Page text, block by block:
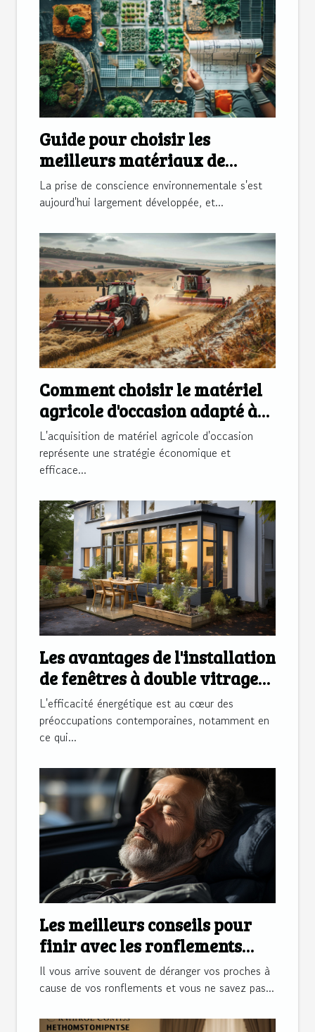
Guide pour choisir les
meilleurs matériaux de
construction écologiques
La prise de conscience environnementale s'est
aujourd'hui largement développée, et...
Comment choisir le matériel
agricole d'occasion adapté à
vos besoins
L'acquisition de matériel agricole d'occasion
représente une stratégie économique et
efficace...
Les avantages de l'installation
de fenêtres à double vitrage
pour l'efficacité énergétique
dans les maisons à Blois
L'efficacité énergétique est au cœur des
préoccupations contemporaines, notamment en
ce qui...
Les meilleurs conseils pour
finir avec les ronflements
réguliers
Il vous arrive souvent de déranger vos proches à
cause de vos ronflements et vous ne savez pas...